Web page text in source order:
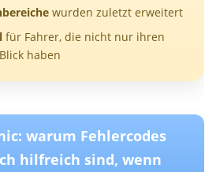
wurden zuletzt erweitert
für Fahrer, die nicht nur ihren
haben
warum Fehlercodes
hilfreich sind, wenn